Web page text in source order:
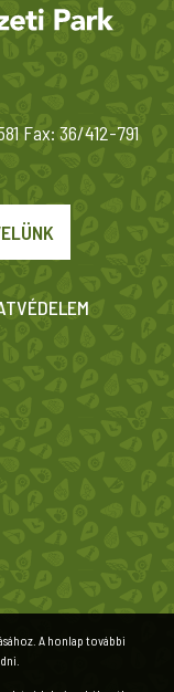
Fax: 36/412-791
A honlap további